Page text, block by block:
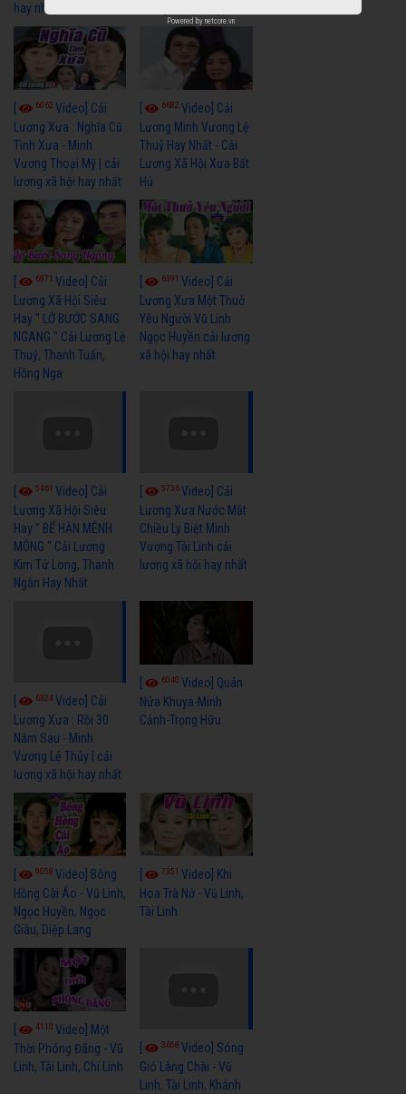
hay nhất
6062 Video] Cải
Lương Xưa : Nghĩa Cũ
Tình Xưa - Minh
Vương Thoại Mỹ | cải
lương xã hội hay nhất
6682Video] Cải
Lương Minh Vương Lệ
Thuỷ Hay Nhất - Cải
Lương Xã Hội Xưa Bất
Hủ
6971 Video] Cải
Lương Xã Hội Siêu
Hay " LỠ BƯỚC SANG
NGANG " Cải Lương Lệ
Thuỷ, Thanh Tuấn,
Hồng Nga
6391Video] Cải
Lương Xưa Một Thuở
Yêu Người Vũ Linh
Ngọc Huyền cải lương
xã hội hay nhất
5461 Video] Cải
Lương Xã Hội Siêu
Hay " BỂ HẬN MÊNH
MÔNG " Cải Lương
Kim Tử Long, Thanh
Ngân Hay Nhất
5736Video] Cải
Lương Xưa Nước Mắt
Chiều Ly Biệt Minh
Vương Tài Linh cải
lương xã hội hay nhất
6324Video] Cải
Lương Xưa : Rồi 30
Năm Sau - Minh
Vương Lệ Thủy | cải
lương xã hội hay nhất
6040Video] Quán
Nửa Khuya-Minh
Cảnh-Trọng Hữu
9058 Video] Bông
Hồng Cài Áo - Vũ Linh,
Ngọc Huyền, Ngọc
Giàu, Diệp Lang
7351Video] Khi
Hoa Trà Nở - Vũ Linh,
Tài Linh
4110 Video] Một
Thời Phóng Đãng - Vũ
Linh, Tài Linh, Chí Linh
3658Video] Sóng
Gió Làng Chài - Vũ
Linh, Tài Linh, Khánh
Powered by netcore.vn